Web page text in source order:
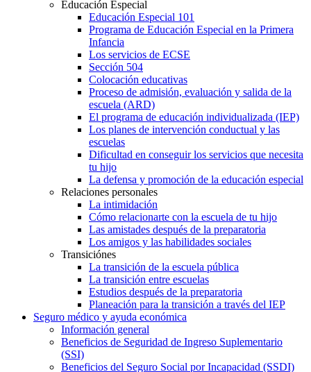
Educación Especial
Educación Especial 101
Programa de Educación Especial en la Primera
Infancia
Los servicios de ECSE
Sección 504
Colocación educativas
Proceso de admisión, evaluación y salida de la
escuela (ARD)
El programa de educación individualizada (IEP)
Los planes de intervención conductual y las
escuelas
Dificultad en conseguir los servicios que necesita
tu hijo
La defensa y promoción de la educación especial
Relaciones personales
La intimidación
Cómo relacionarte con la escuela de tu hijo
Las amistades después de la preparatoria
Los amigos y las habilidades sociales
Transiciónes
La transición de la escuela pública
La transición entre escuelas
Estudios después de la preparatoria
Planeación para la transición a través del IEP
Seguro médico y ayuda económica
Información general
Beneficios de Seguridad de Ingreso Suplementario
(SSI)
Beneficios del Seguro Social por Incapacidad (SSDI)